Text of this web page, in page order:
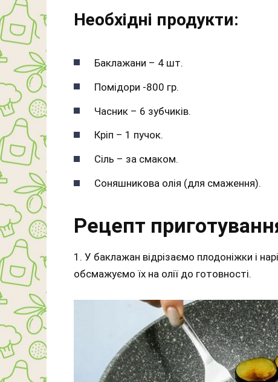
Необхідні продукти:
Баклажани – 4 шт.
Помідори -800 гр.
Часник – 6 зубчиків.
Кріп – 1 пучок.
Сіль – за смаком.
Соняшникова олія (для смаження).
Рецепт
1. У баклажан відрізаємо плодоніжки і
обсмажуємо їх на олії до готовності.